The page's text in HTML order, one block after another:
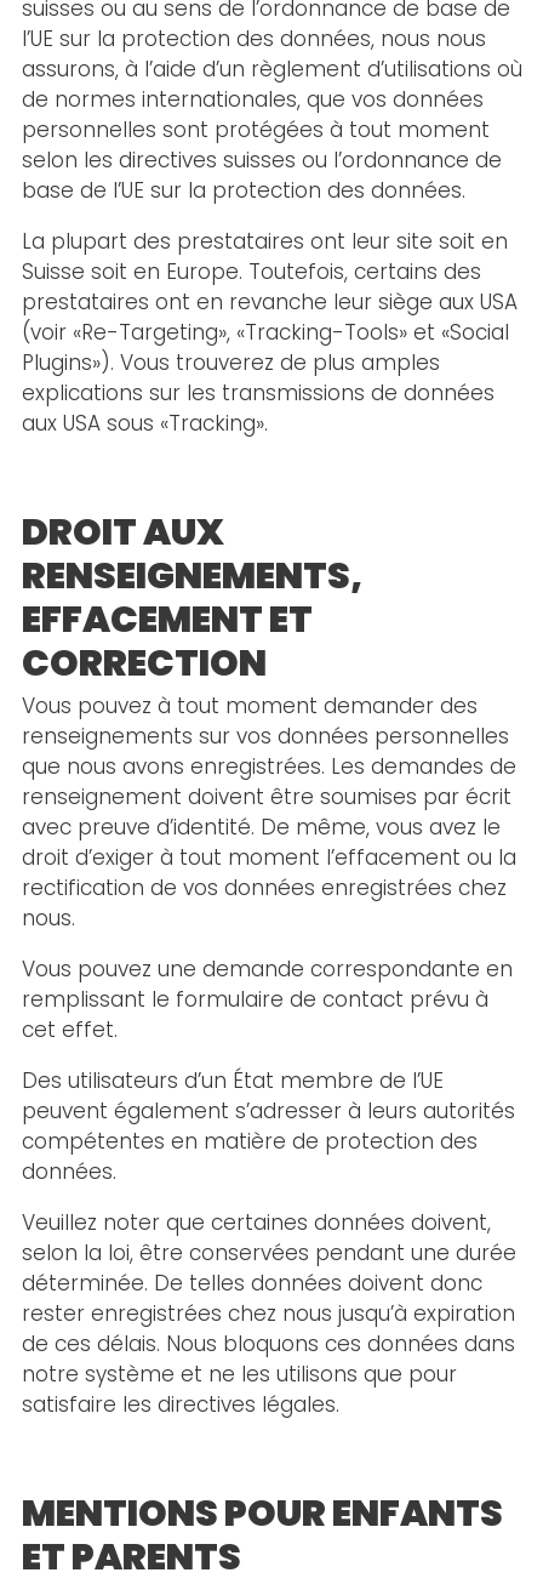
suisses ou au sens de l’ordonnance de base de
l’UE sur la protection des données, nous nous
assurons, à l’aide d’un règlement d’utilisations où
de normes internationales, que vos données
personnelles sont protégées à tout moment
selon les directives suisses ou l’ordonnance de
base de l’UE sur la protection des données.
La plupart des prestataires ont leur site soit en
Suisse soit en Europe. Toutefois, certains des
prestataires ont en revanche leur siège aux USA
(voir «Re-Targeting», «Tracking-Tools» et «Social
Plugins»). Vous trouverez de plus amples
explications sur les transmissions de données
aux USA sous «Tracking».
DROIT AUX
RENSEIGNEMENTS,
EFFACEMENT ET
CORRECTION
Vous pouvez à tout moment demander des
renseignements sur vos données personnelles
que nous avons enregistrées. Les demandes de
renseignement doivent être soumises par écrit
avec preuve d’identité. De même, vous avez le
droit d’exiger à tout moment l’effacement ou la
rectification de vos données enregistrées chez
nous.
Vous pouvez une demande correspondante en
remplissant le formulaire de contact prévu à
cet effet.
Des utilisateurs d’un État membre de l’UE
peuvent également s’adresser à leurs autorités
compétentes en matière de protection des
données.
Veuillez noter que certaines données doivent,
selon la loi, être conservées pendant une durée
déterminée. De telles données doivent donc
rester enregistrées chez nous jusqu’à expiration
de ces délais. Nous bloquons ces données dans
notre système et ne les utilisons que pour
satisfaire les directives légales.
MENTIONS POUR ENFANTS
ET PARENTS